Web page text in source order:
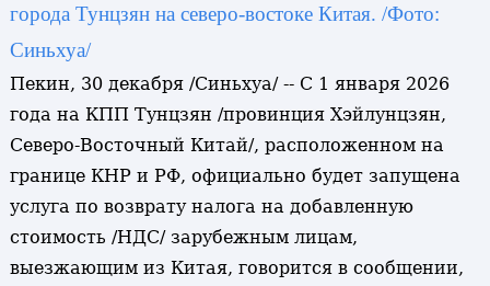
города Тунцзян на северо-востоке Китая. /Фото:
Синьхуа/
Пекин, 30 декабря /Синьхуа/ -- С 1 января 2026
года на КПП Тунцзян /провинция Хэйлунцзян,
Северо-Восточный Китай/, расположенном на
границе КНР и РФ, официально будет запущена
услуга по возврату налога на добавленную
стоимость /НДС/ зарубежным лицам,
выезжающим из Китая, говорится в сообщении,